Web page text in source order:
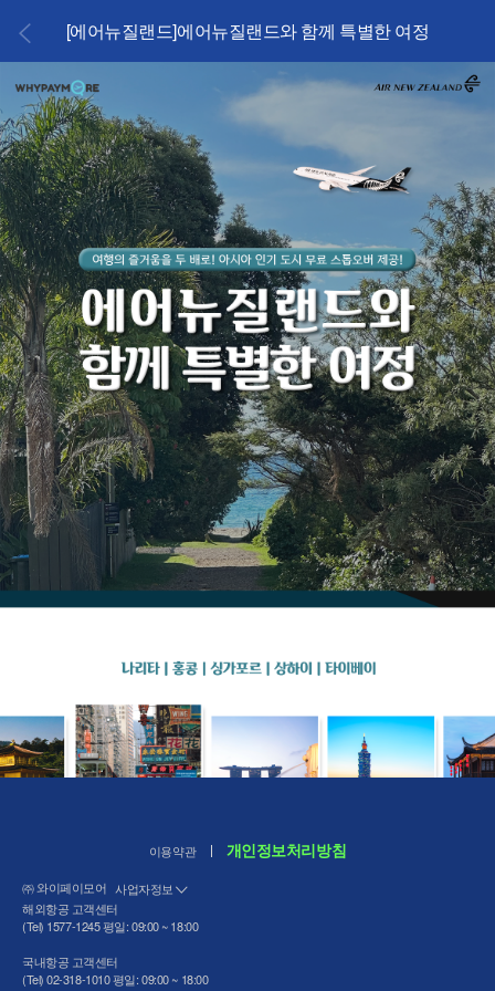
[에어뉴질랜드]에어뉴질랜드와 함께 특별한 여정
이용약관 개인정보처리방침
㈜ 와이페이모어 사업자정보
해외항공 고객센터
(Tel) 1577-1245 평일: 09:00 ~ 18:00
국내항공 고객센터
(Tel) 02-318-1010 평일: 09:00 ~ 18:00